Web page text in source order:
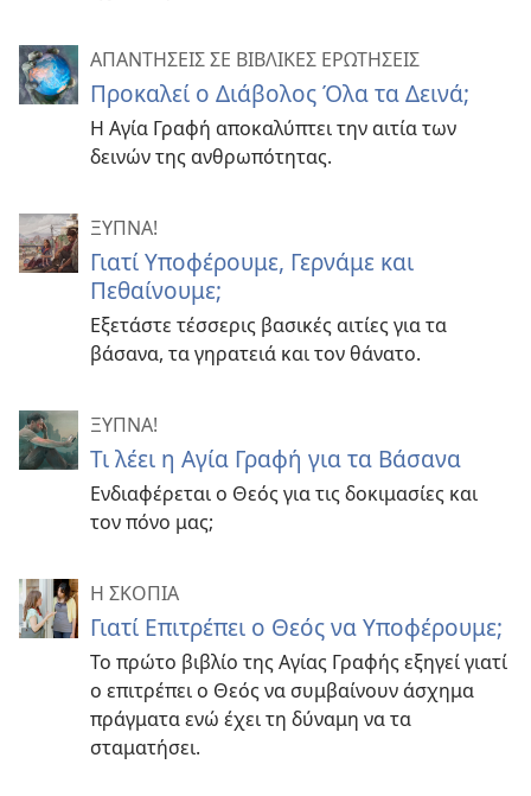
ΑΠΑΝΤΗΣΕΙΣ ΣΕ ΒΙΒΛΙΚΕΣ ΕΡΩΤΗΣΕΙΣ
Προκαλεί ο Διάβολος Όλα τα Δεινά;
Η Αγία Γραφή αποκαλύπτει την αιτία των
δεινών της ανθρωπότητας.
ΞΥΠΝΑ!
Γιατί Υποφέρουμε, Γερνάμε και
Πεθαίνουμε;
Εξετάστε τέσσερις βασικές αιτίες για τα
βάσανα, τα γηρατειά και τον θάνατο.
ΞΥΠΝΑ!
Τι λέει η Αγία Γραφή για τα Βάσανα
Ενδιαφέρεται ο Θεός για τις δοκιμασίες και
τον πόνο μας;
Η ΣΚΟΠΙΑ
Γιατί Επιτρέπει ο Θεός να Υποφέρουμε;
Το πρώτο βιβλίο της Αγίας Γραφής εξηγεί γιατί
ο επιτρέπει ο Θεός να συμβαίνουν άσχημα
πράγματα ενώ έχει τη δύναμη να τα
σταματήσει.